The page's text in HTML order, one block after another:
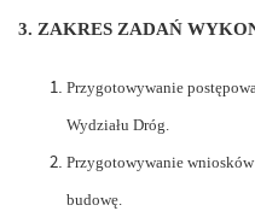
3. ZAKRES ZADAŃ
Przygotowywanie
Wydziału Dróg.
Przygotowywanie
budowę.